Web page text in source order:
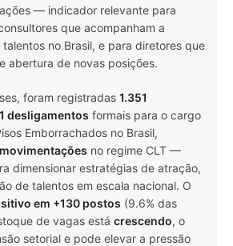
— indicador relevante para
que acompanham a
no Brasil, e para diretores que
abertura de novas posições.
foram registradas 1.351
desligamentos formais para o cargo
Emborrachados no Brasil,
no regime CLT —
dimensionar estratégias de atração,
de talentos em escala nacional. O
em +130 postos (9.6% das
de vagas está crescendo, o
setorial e pode elevar a pressão